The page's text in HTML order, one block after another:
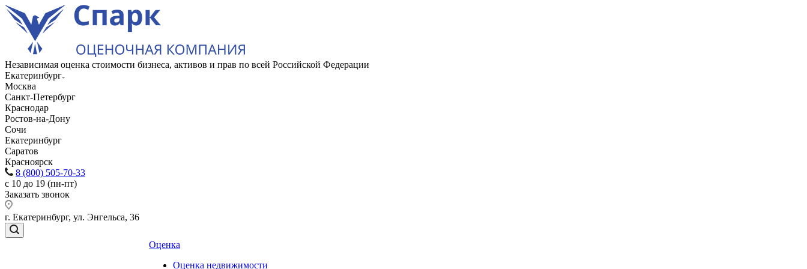
Независимая оценка стоимости бизнеса, активов и прав по всей Российской Федерации
Екатеринбург
Москва
Санкт-Петербург
Краснодар
Ростов-на-Дону
Сочи
Екатеринбург
Саратов
Красноярск
8 (800) 505-70-33
с 10 до 19 (пн-пт)
Заказать звонок
г. Екатеринбург, ул. Энгельса, 36
Оценка
Оценка недвижимости